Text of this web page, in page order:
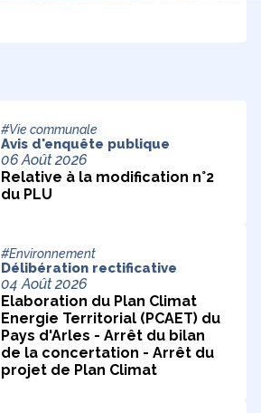
#Vie communale
Avis d'enquête publique
06 Août 2026
Relative à la modification n°2
du PLU
#Environnement
Délibération rectificative
04 Août 2026
Elaboration du Plan Climat
Energie Territorial (PCAET) du
Pays d'Arles - Arrêt du bilan
de la concertation - Arrêt du
projet de Plan Climat